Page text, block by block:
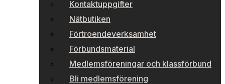
Kontaktuppgifter
Nätbutiken
Förtroendeverksamhet
Förbundsmaterial
Medlemsföreningar och klassförbund
Bli medlemsförening